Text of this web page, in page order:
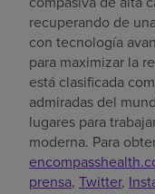
recuperando de
con tecnología
para maximizar la
está clasificada
admiradas del
lugares para
moderna. Para
prensa, Twitter,